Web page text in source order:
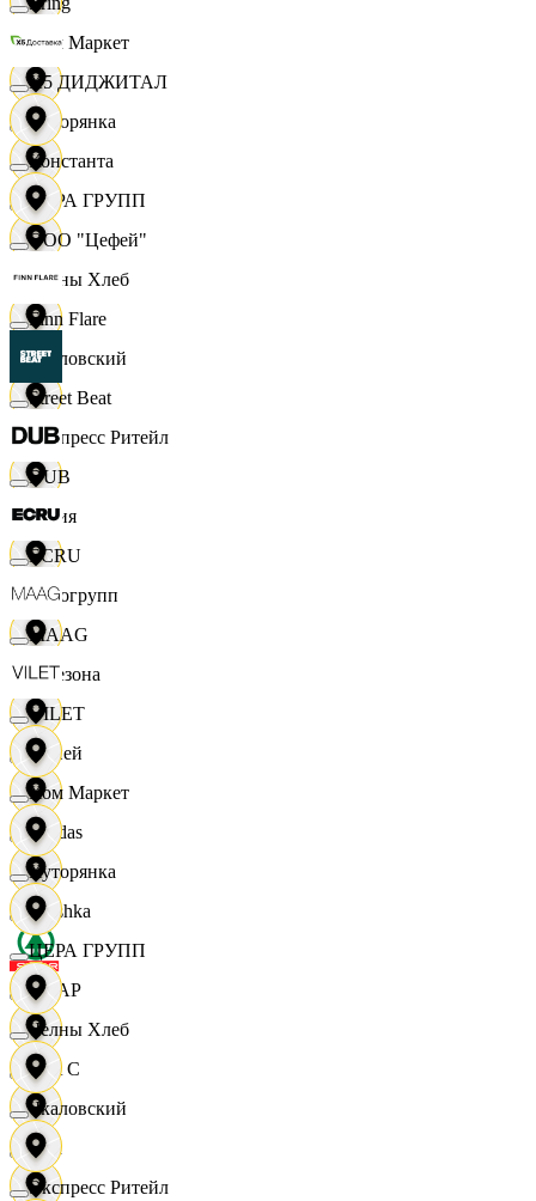
Хом Маркет
Хуторянка
ЦЕРА ГРУПП
Челны Хлеб
Чкаловский
Экспресс Ритейл
Юлия
Яркогрупп
4 Сезона
7 дней
Adidas
Bershka
СПАР
M A C
OBI
X5 ДИДЖИТАЛ
Константа
ООО "Цефей"
Finn Flare
Street Beat
DUB
ECRU
MAAG
VILET
Хом Маркет
Хуторянка
ЦЕРА ГРУПП
Челны Хлеб
Чкаловский
Экспресс Ритейл